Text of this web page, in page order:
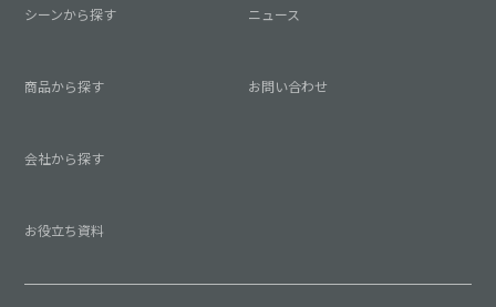
シーンから探す
商品から探す
会社から探す
お役立ち資料
ニュース
お問い合わせ